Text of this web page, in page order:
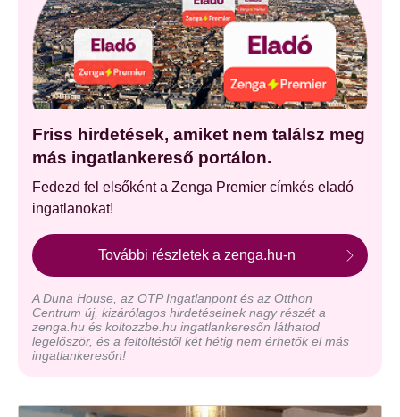
Friss hirdetések, amiket nem találsz meg
más ingatlankereső portálon.
Fedezd fel elsőként a Zenga Premier címkés eladó
ingatlanokat!
További részletek a zenga.hu-n
A Duna House, az OTP Ingatlanpont és az Otthon
Centrum új, kizárólagos hirdetéseinek nagy részét a
zenga.hu és koltozzbe.hu ingatlankeresőn láthatod
legelőször, és a feltöltéstől két hétig nem érhetők el más
ingatlankeresőn!